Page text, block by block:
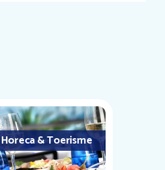
Horeca & Toerisme